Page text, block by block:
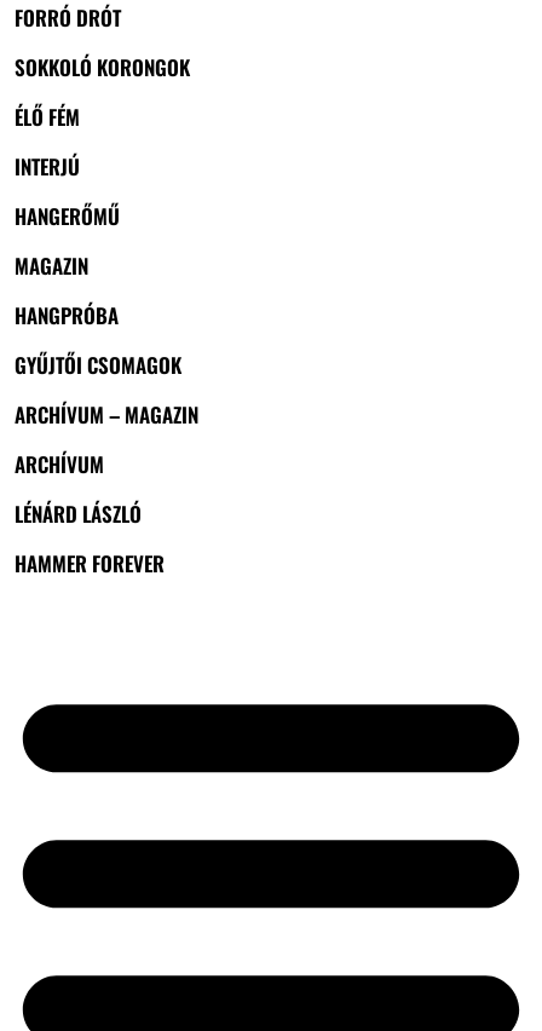
FORRÓ DRÓT
SOKKOLÓ KORONGOK
ÉLŐ FÉM
INTERJÚ
HANGERŐMŰ
MAGAZIN
HANGPRÓBA
GYŰJTŐI CSOMAGOK
ARCHÍVUM – MAGAZIN
ARCHÍVUM
LÉNÁRD LÁSZLÓ
HAMMER FOREVER